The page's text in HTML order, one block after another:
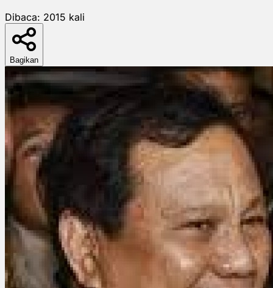
Dibaca: 2015 kali
Bagikan